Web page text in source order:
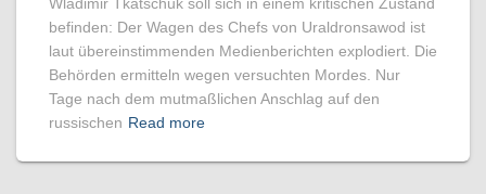
befinden: Der Wagen des Chefs von Uraldronsawod ist
laut übereinstimmenden Medienberichten explodiert. Die
Behörden ermitteln wegen versuchten Mordes. Nur
Tage nach dem mutmaßlichen Anschlag auf den
russischen Read more